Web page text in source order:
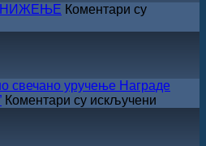
Коментари су
свечано уручење Награде
Коментари су искључени